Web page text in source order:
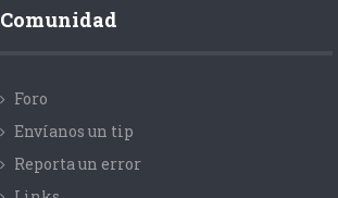
Comunidad
Foro
Envíanos un tip
Reporta un error